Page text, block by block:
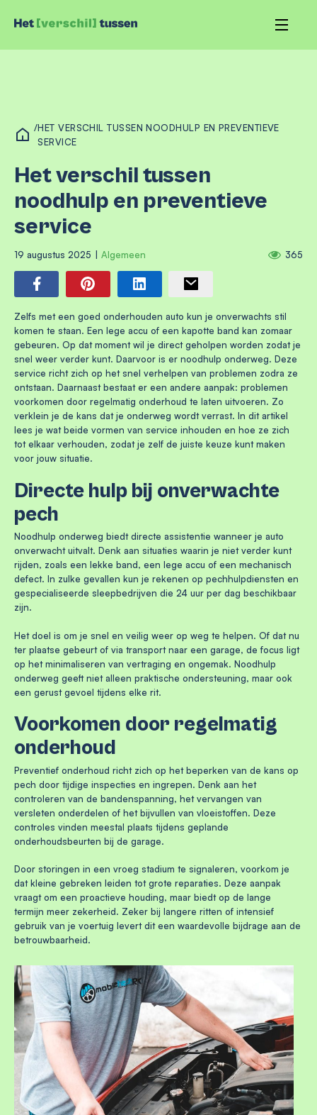
/HET VERSCHIL TUSSEN NOODHULP EN PREVENTIEVE
SERVICE
Het verschil tussen
noodhulp en preventieve
service
19 augustus 2025 Algemeen 365
Zelfs met een goed onderhouden auto kun je onverwachts stil
komen te staan. Een lege accu of een kapotte band kan zomaar
gebeuren. Op dat moment wil je direct geholpen worden zodat je
snel weer verder kunt. Daarvoor is er noodhulp onderweg. Deze
service richt zich op het snel verhelpen van problemen zodra ze
ontstaan. Daarnaast bestaat er een andere aanpak: problemen
voorkomen door regelmatig onderhoud te laten uitvoeren. Zo
verklein je de kans dat je onderweg wordt verrast. In dit artikel
lees je wat beide vormen van service inhouden en hoe ze zich
tot elkaar verhouden, zodat je zelf de juiste keuze kunt maken
voor jouw situatie.
Directe hulp bij onverwachte
pech
Noodhulp onderweg biedt directe assistentie wanneer je auto
onverwacht uitvalt. Denk aan situaties waarin je niet verder kunt
rijden, zoals een lekke band, een lege accu of een mechanisch
defect. In zulke gevallen kun je rekenen op pechhulpdiensten en
gespecialiseerde sleepbedrijven die 24 uur per dag beschikbaar
zijn.
Het doel is om je snel en veilig weer op weg te helpen. Of dat nu
ter plaatse gebeurt of via transport naar een garage, de focus ligt
op het minimaliseren van vertraging en ongemak. Noodhulp
onderweg geeft niet alleen praktische ondersteuning, maar ook
een gerust gevoel tijdens elke rit.
Voorkomen door regelmatig
onderhoud
Preventief onderhoud richt zich op het beperken van de kans op
pech door tijdige inspecties en ingrepen. Denk aan het
controleren van de bandenspanning, het vervangen van
versleten onderdelen of het bijvullen van vloeistoffen. Deze
controles vinden meestal plaats tijdens geplande
onderhoudsbeurten bij de garage.
Door storingen in een vroeg stadium te signaleren, voorkom je
dat kleine gebreken leiden tot grote reparaties. Deze aanpak
vraagt om een proactieve houding, maar biedt op de lange
termijn meer zekerheid. Zeker bij langere ritten of intensief
gebruik van je voertuig levert dit een waardevolle bijdrage aan de
betrouwbaarheid.